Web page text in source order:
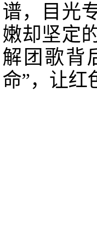
谱，目光
嫩却坚定
解团歌背
命”，让红